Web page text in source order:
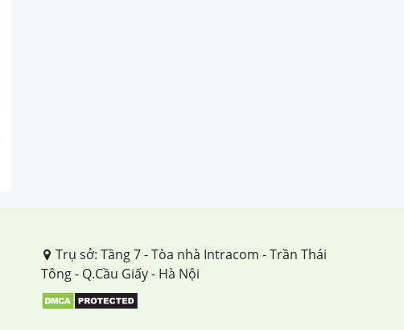
Trụ sở: Tầng 7 - Tòa nhà Intracom - Trần Thái
Tông - Q.Cầu Giấy - Hà Nội